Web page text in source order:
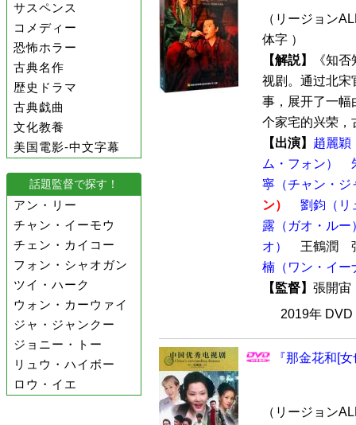
サスペンス
コメディー
恐怖ホラー
古典名作
歴史ドラマ
古典戯曲
文化教養
美国電影-中文字幕
話題監督で探す！
アン・リー
チャン・イーモウ
チェン・カイコー
フォン・シャオガン
ツイ・ハーク
ウォン・カーウァイ
ジャ・ジャンクー
ジョニー・トー
リュウ・ハイボー
ロウ・イエ
（リージョン
体字 ）
【解説】
《知
视剧。通过北宋
事，展开了一幅
个家宅的兴荣，
【出演】 趙麗穎
ム・フォン）
寧（チャン・ジ
ン）
劉鈞（リ
露（ガオ・ルー
オ）
王鶴潤
楠（ワン・イー
【監督】 張開
2019年
『那金花和[
（リージョン